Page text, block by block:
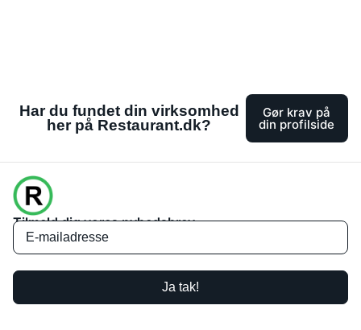
Har du fundet din virksomhed
her på Restaurant.dk?
Gør krav på
din profilside
Tilmeld dig vores nyhedsbrev
Ja tak!